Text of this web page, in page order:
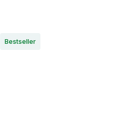
Bestseller